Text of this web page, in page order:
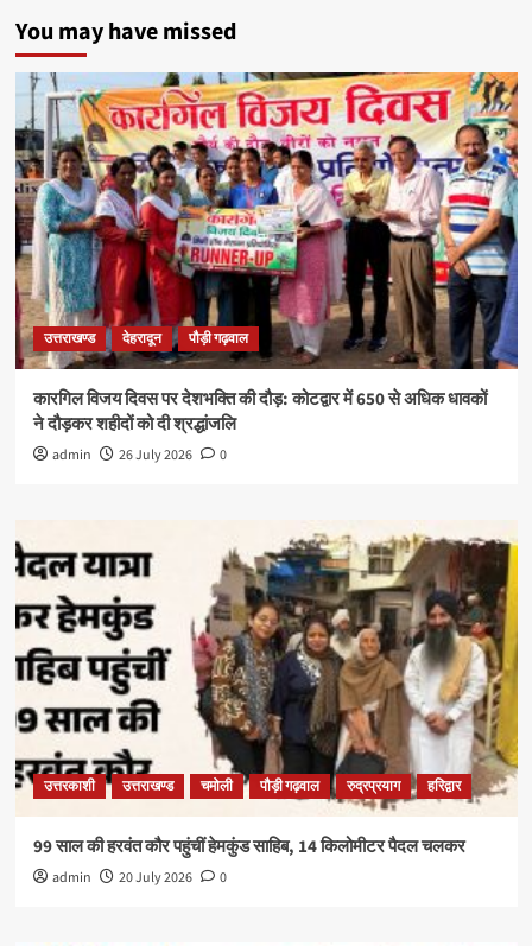
You may have missed
उत्तराखण्ड देहरादून पौड़ी गढ़वाल
कारगिल विजय दिवस पर देशभक्ति की दौड़: कोटद्वार में 650 से अधिक धावकों
ने दौड़कर शहीदों को दी श्रद्धांजलि
admin 26 July 2026 0
उत्तरकाशी उत्तराखण्ड चमोली पौड़ी गढ़वाल रुद्रप्रयाग हरिद्वार
99 साल की हरवंत कौर पहुंचीं हेमकुंड साहिब, 14 किलोमीटर पैदल चलकर
admin 20 July 2026 0